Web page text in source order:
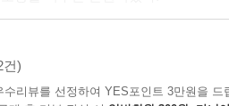
바로잡고, 작가가 생전에 남긴 서
의 표기법에 맞게 정리해 박경리 시
건)
수리뷰를 선정하여 YES포인트 3만원을 드